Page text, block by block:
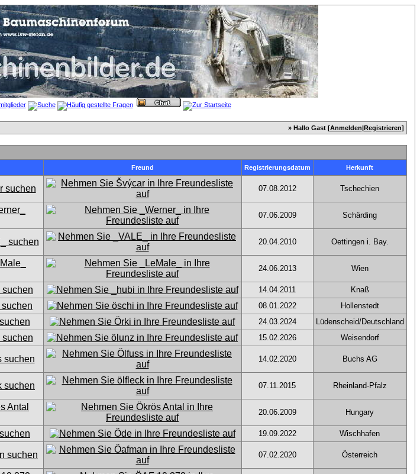
» Hallo Gast [Anmelden|Registrieren]
Freund Registrierungsdatum Herkunft
07.08.2012 Tschechien
07.06.2009 Schärding
20.04.2010 Oettingen i. Bay.
24.06.2013 Wien
14.04.2011
Knaß
08.01.2022
Hollenstedt
24.03.2024
Lüdenscheid/Deutschland
15.02.2026 Weisendorf
14.02.2020 Buchs AG
07.11.2015 Rheinland-Pfalz
20.06.2009 Hungary
19.09.2022 Wischhafen
07.02.2020 Österreich